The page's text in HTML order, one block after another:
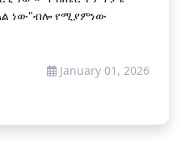
ነው"ብሎ የሚያምነው
January 01, 2026